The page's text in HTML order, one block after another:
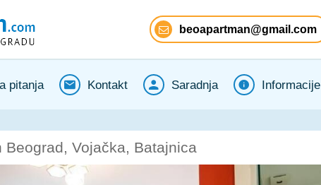
beoapartman@gmail.com
pitanja Kontakt Saradnja Informacije
Beograd, Vojačka, Batajnica